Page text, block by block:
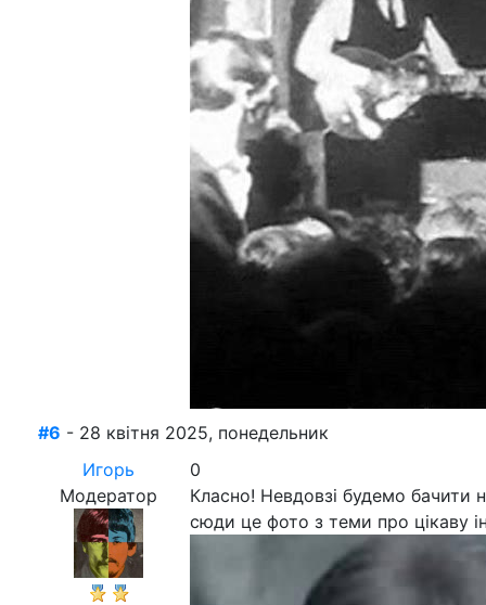
#6 - 28 квітня 2025, понедельник
Игорь
Модератор
0
Класно! Невдовзі будемо бачити
сюди це фото з теми про цікаву